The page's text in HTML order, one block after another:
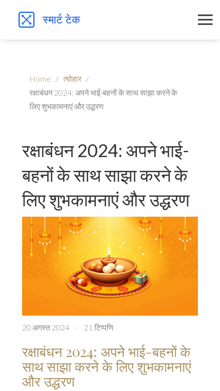
Home
त्योहार
रक्षाबंधन 2024: अपने भाई-बहनों के साथ साझा करने के
लिए शुभकामनाएं और उद्धरण
रक्षाबंधन 2024: अपने भाई-
बहनों के साथ साझा करने के
लिए शुभकामनाएं और उद्धरण
20 अगस्त 2024 · 21 टिप्पणि
रक्षाबंधन 2024: अपने भाई-बहनों के
साथ साझा करने के लिए शुभकामनाएं
और उद्धरण